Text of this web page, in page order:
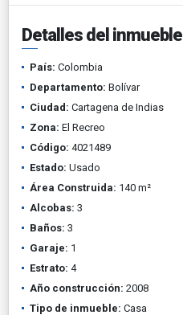
Detalles del inmueble
País: Colombia
Departamento: Bolívar
Ciudad: Cartagena de Indias
Zona: El Recreo
Código: 4021489
Estado: Usado
Área Construida: 140 m²
Alcobas: 3
Baños: 3
Garaje: 1
Estrato: 4
Año construcción: 2008
Tipo de inmueble: Casa